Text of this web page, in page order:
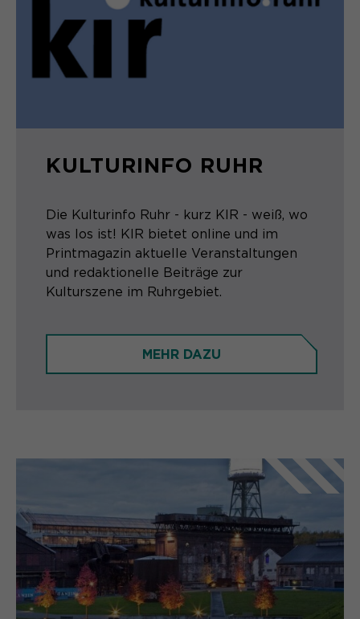
KULTURINFO RUHR
Die Kulturinfo Ruhr - kurz KIR - weiß, wo
was los ist! KIR bietet online und im
Printmagazin aktuelle Veranstaltungen
und redaktionelle Beiträge zur
Kulturszene im Ruhrgebiet.
MEHR DAZU